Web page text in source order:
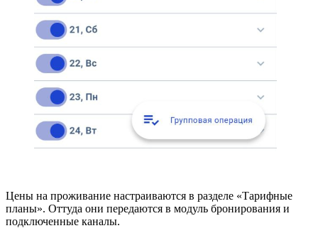
Цены на проживание настраиваются в разделе «Тарифные
планы». Оттуда они передаются в модуль бронирования и
подключенные каналы.